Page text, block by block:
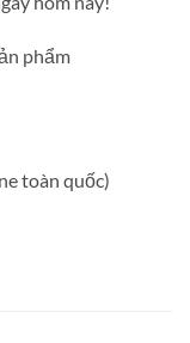
phẩm
toàn quốc)